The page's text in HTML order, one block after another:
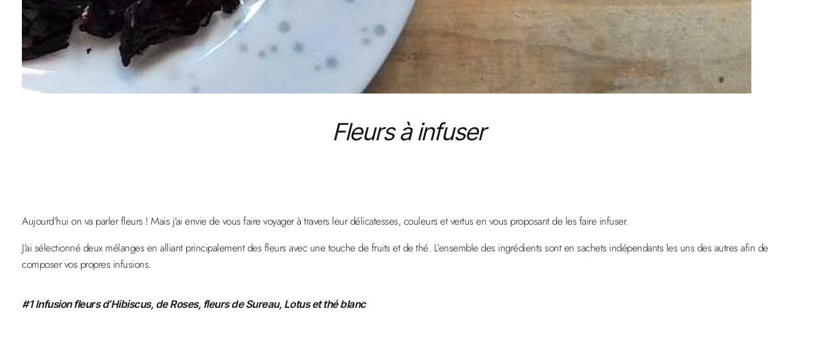
Fleurs à infuser
Aujourd’hui on va parler fleurs ! Mais j’ai envie de vous faire voyager à travers leur délicatesses, couleurs et vertus en vous proposant de les faire infuser.
J’ai sélectionné deux mélanges en alliant principalement des fleurs avec une touche de fruits et de thé. L’ensemble des ingrédients sont en sachets indépendants les uns des autres afin de
composer vos propres infusions.
#1 Infusion fleurs d’Hibiscus, de Roses, fleurs de Sureau, Lotus et thé blanc